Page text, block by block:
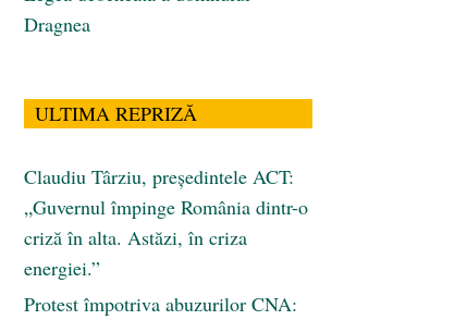
Dragnea
ULTIMA REPRIZĂ
Claudiu Târziu, președintele ACT:
„Guvernul împinge România dintr-o
criză în alta. Astăzi, în criza
energiei.”
Protest împotriva abuzurilor CNA: